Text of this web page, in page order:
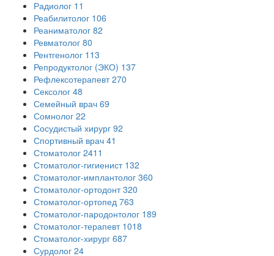
Радиолог 11
Реабилитолог 106
Реаниматолог 82
Ревматолог 80
Рентгенолог 113
Репродуктолог (ЭКО) 137
Рефлексотерапевт 270
Сексолог 48
Семейный врач 69
Сомнолог 22
Сосудистый хирург 92
Спортивный врач 41
Стоматолог 2411
Стоматолог-гигиенист 132
Стоматолог-имплантолог 360
Стоматолог-ортодонт 320
Стоматолог-ортопед 763
Стоматолог-пародонтолог 189
Стоматолог-терапевт 1018
Стоматолог-хирург 687
Сурдолог 24